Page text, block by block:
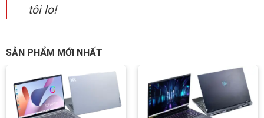
tôi lo!
SẢN PHẨM MỚI NHẤT